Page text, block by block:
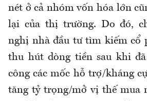
nét ở cả nhóm vốn hóa lớn
lại của thị trường. Do đó,
nghị nhà đầu tư tìm kiếm cổ
thu hút dòng tiền sau khi
công các mốc hỗ trợ/kháng
tăng tỷ trọng/mở vị thế mua